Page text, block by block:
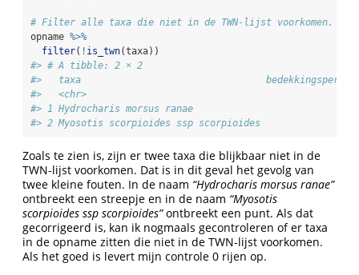
# Filter alle taxa die niet in de TWN-lijst voorkomen.
opname %>%
filter( ! is_twn(taxa))
#> # A tibble: 2 × 2
#>   taxa
#>   <chr>
#> 1 Hydrocharis morsus ranae
#> 2 Myosotis scorpioides ssp scorpioides
Zoals te zien is, zijn er twee taxa die blijkbaar niet in de
TWN-lijst voorkomen. Dat is in dit geval het gevolg van
twee kleine fouten. In de naam “Hydrocharis morsus ranae”
ontbreekt een streepje en in de naam “Myosotis
scorpioides ssp scorpioides”ontbreekt een punt. Als dat
gecorrigeerd is, kan ik nogmaals gecontroleren of er taxa
in de opname zitten die niet in de TWN-lijst voorkomen.
Als het goed is levert mijn controle 0 rijen op.